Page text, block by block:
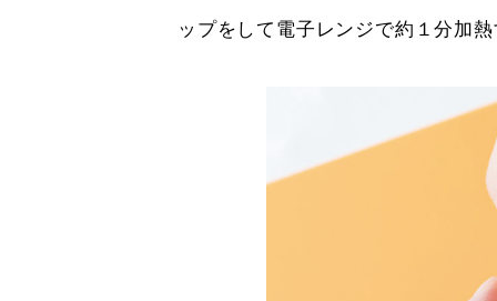
ップをして電子レンジで約１分加